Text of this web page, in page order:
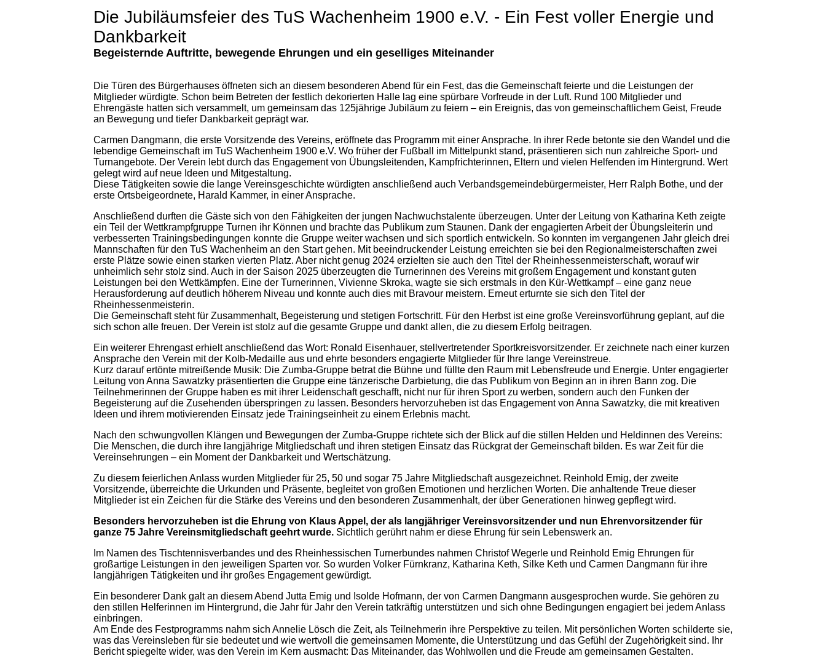
Die Jubiläumsfeier des TuS Wachenheim 1900 e.V. - Ein Fest voller Energie und
Dankbarkeit
Begeisternde Auftritte, bewegende Ehrungen und ein geselliges Miteinander
Die Türen des Bürgerhauses öffneten sich an diesem besonderen Abend für ein Fest, das die Gemeinschaft feierte und die Leistungen der
Mitglieder würdigte. Schon beim Betreten der festlich dekorierten Halle lag eine spürbare Vorfreude in der Luft. Rund 100 Mitglieder und
Ehrengäste hatten sich versammelt, um gemeinsam das 125jährige Jubiläum zu feiern – ein Ereignis, das von gemeinschaftlichem Geist, Freude
an Bewegung und tiefer Dankbarkeit geprägt war.
Carmen Dangmann, die erste Vorsitzende des Vereins, eröffnete das Programm mit einer Ansprache. In ihrer Rede betonte sie den Wandel und die
lebendige Gemeinschaft im TuS Wachenheim 1900 e.V. Wo früher der Fußball im Mittelpunkt stand, präsentieren sich nun zahlreiche Sport- und
Turnangebote. Der Verein lebt durch das Engagement von Übungsleitenden, Kampfrichterinnen, Eltern und vielen Helfenden im Hintergrund. Wert
gelegt wird auf neue Ideen und Mitgestaltung.
Diese Tätigkeiten sowie die lange Vereinsgeschichte würdigten anschließend auch Verbandsgemeindebürgermeister, Herr Ralph Bothe, und der
erste Ortsbeigeordnete, Harald Kammer, in einer Ansprache.
Anschließend durften die Gäste sich von den Fähigkeiten der jungen Nachwuchstalente überzeugen. Unter der Leitung von Katharina Keth zeigte
ein Teil der Wettkrampfgruppe Turnen ihr Können und brachte das Publikum zum Staunen. Dank der engagierten Arbeit der Übungsleiterin und
verbesserten Trainingsbedingungen konnte die Gruppe weiter wachsen und sich sportlich entwickeln. So konnten im vergangenen Jahr gleich drei
Mannschaften für den TuS Wachenheim an den Start gehen. Mit beeindruckender Leistung erreichten sie bei den Regionalmeisterschaften zwei
erste Plätze sowie einen starken vierten Platz. Aber nicht genug 2024 erzielten sie auch den Titel der Rheinhessenmeisterschaft, worauf wir
unheimlich sehr stolz sind. Auch in der Saison 2025 überzeugten die Turnerinnen des Vereins mit großem Engagement und konstant guten
Leistungen bei den Wettkämpfen. Eine der Turnerinnen, Vivienne Skroka, wagte sie sich erstmals in den Kür-Wettkampf – eine ganz neue
Herausforderung auf deutlich höherem Niveau und konnte auch dies mit Bravour meistern. Erneut erturnte sie sich den Titel der
Rheinhessenmeisterin.
Die Gemeinschaft steht für Zusammenhalt, Begeisterung und stetigen Fortschritt. Für den Herbst ist eine große Vereinsvorführung geplant, auf die
sich schon alle freuen. Der Verein ist stolz auf die gesamte Gruppe und dankt allen, die zu diesem Erfolg beitragen.
Ein weiterer Ehrengast erhielt anschließend das Wort: Ronald Eisenhauer, stellvertretender Sportkreisvorsitzender. Er zeichnete nach einer kurzen
Ansprache den Verein mit der Kolb-Medaille aus und ehrte besonders engagierte Mitglieder für Ihre lange Vereinstreue.
Kurz darauf ertönte mitreißende Musik: Die Zumba-Gruppe betrat die Bühne und füllte den Raum mit Lebensfreude und Energie. Unter engagierter
Leitung von Anna Sawatzky präsentierten die Gruppe eine tänzerische Darbietung, die das Publikum von Beginn an in ihren Bann zog. Die
Teilnehmerinnen der Gruppe haben es mit ihrer Leidenschaft geschafft, nicht nur für ihren Sport zu werben, sondern auch den Funken der
Begeisterung auf die Zusehenden überspringen zu lassen. Besonders hervorzuheben ist das Engagement von Anna Sawatzky, die mit kreativen
Ideen und ihrem motivierenden Einsatz jede Trainingseinheit zu einem Erlebnis macht.
Nach den schwungvollen Klängen und Bewegungen der Zumba-Gruppe richtete sich der Blick auf die stillen Helden und Heldinnen des Vereins:
Die Menschen, die durch ihre langjährige Mitgliedschaft und ihren stetigen Einsatz das Rückgrat der Gemeinschaft bilden. Es war Zeit für die
Vereinsehrungen – ein Moment der Dankbarkeit und Wertschätzung.
Zu diesem feierlichen Anlass wurden Mitglieder für 25, 50 und sogar 75 Jahre Mitgliedschaft ausgezeichnet. Reinhold Emig, der zweite
Vorsitzende, überreichte die Urkunden und Präsente, begleitet von großen Emotionen und herzlichen Worten. Die anhaltende Treue dieser
Mitglieder ist ein Zeichen für die Stärke des Vereins und den besonderen Zusammenhalt, der über Generationen hinweg gepflegt wird.
Besonders hervorzuheben ist die Ehrung von Klaus Appel, der als langjähriger Vereinsvorsitzender und nun Ehrenvorsitzender für
ganze 75 Jahre Vereinsmitgliedschaft geehrt wurde. Sichtlich gerührt nahm er diese Ehrung für sein Lebenswerk an.
Im Namen des Tischtennisverbandes und des Rheinhessischen Turnerbundes nahmen Christof Wegerle und Reinhold Emig Ehrungen für
großartige Leistungen in den jeweiligen Sparten vor. So wurden Volker Fürnkranz, Katharina Keth, Silke Keth und Carmen Dangmann für ihre
langjährigen Tätigkeiten und ihr großes Engagement gewürdigt.
Ein besonderer Dank galt an diesem Abend Jutta Emig und Isolde Hofmann, der von Carmen Dangmann ausgesprochen wurde. Sie gehören zu
den stillen Helferinnen im Hintergrund, die Jahr für Jahr den Verein tatkräftig unterstützen und sich ohne Bedingungen engagiert bei jedem Anlass
einbringen.
Am Ende des Festprogramms nahm sich Annelie Lösch die Zeit, als Teilnehmerin ihre Perspektive zu teilen. Mit persönlichen Worten schilderte sie,
was das Vereinsleben für sie bedeutet und wie wertvoll die gemeinsamen Momente, die Unterstützung und das Gefühl der Zugehörigkeit sind. Ihr
Bericht spiegelte wider, was den Verein im Kern ausmacht: Das Miteinander, das Wohlwollen und die Freude am gemeinsamen Gestalten.